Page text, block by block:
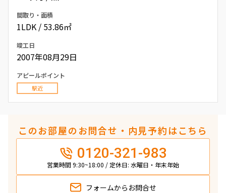
間取り・面積
1LDK / 53.86㎡
竣工日
2007年08月29日
アピールポイント
駅近
このお部屋のお問合せ・内見予約はこちら
0120-321-983
営業時間 9:30~18:00 / 定休日: 水曜日・年末年始
フォームから お問合せ